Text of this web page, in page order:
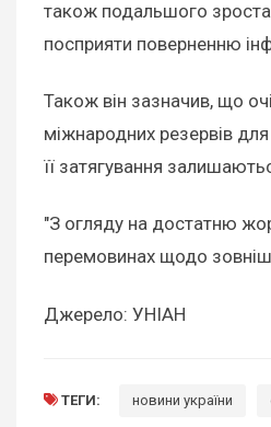
також подальшого
посприяти поверненню
Також він зазначив, що
міжнародних резервів
її затягування
"З огляду на достатню
перемовинах щодо
Джерело: УНІАН
ТЕГИ: новини україни